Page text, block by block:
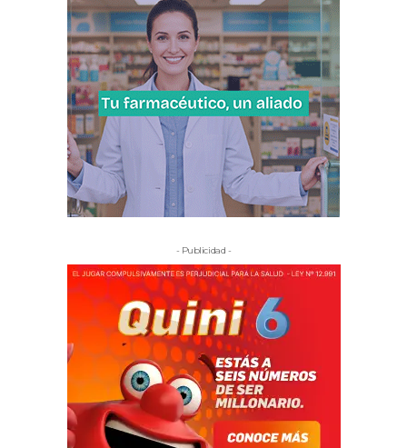
- Publicidad -